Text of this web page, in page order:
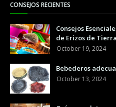
CONSEJOS RECIENTES
Consejos
de Erizos de Tierra
October 19, 2024
Bebederos
October 13, 2024